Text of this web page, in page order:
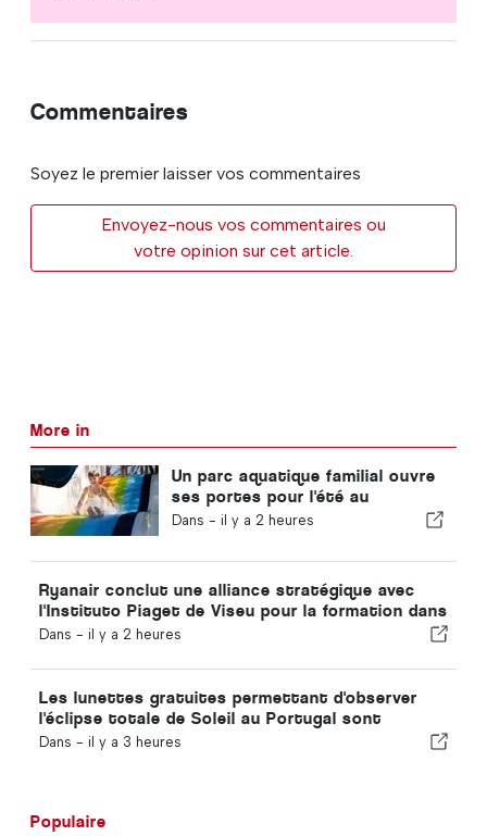
Commentaires
Soyez le premier laisser vos commentaires
Envoyez-nous vos commentaires ou
votre opinion sur cet article.
More in
Un parc aquatique familial ouvre
ses portes pour l'été au
Portugal avec des billets à 2 €
Dans - il y a 2 heures
Ryanair conclut une alliance stratégique avec
l'Instituto Piaget de Viseu pour la formation dans
le secteur aéronautique au Portugal
Dans - il y a 2 heures
Les lunettes gratuites permettant d'observer
l'éclipse totale de Soleil au Portugal sont
épuisées
Dans - il y a 3 heures
Populaire